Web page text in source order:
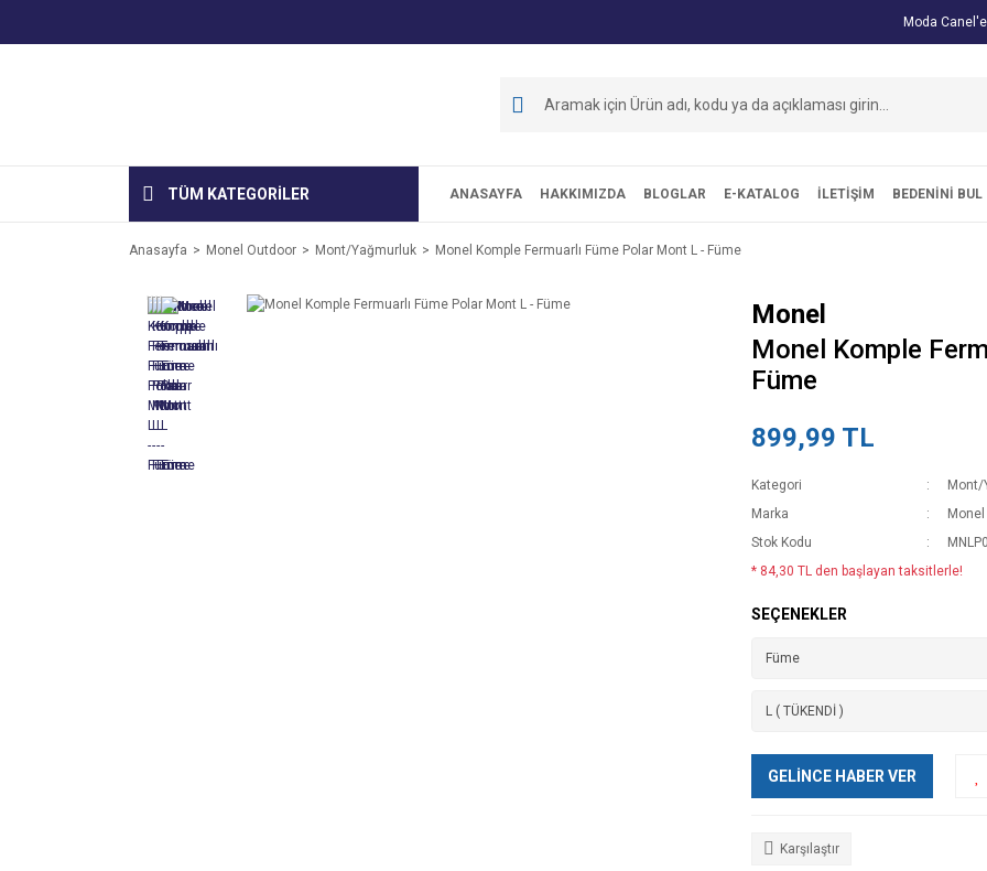
Moda
TÜM KATEGORİLER ANASAYFA HAKKIMIZDA BLOGLAR E-KATALOG İLETİŞİM BEDENİNİ BUL
Anasayfa Monel Outdoor Mont/Yağmurluk Monel Komple Fermuarlı Füme Polar Mont L - Füme
Monel
Monel Komple
Füme
899,99 TL
Kategori Mont/
Marka
Monel
Stok Kodu
* 84,30 TL den başlayan taksitlerle!
SEÇENEKLER
GELİNCE HABER VER
Karşılaştır